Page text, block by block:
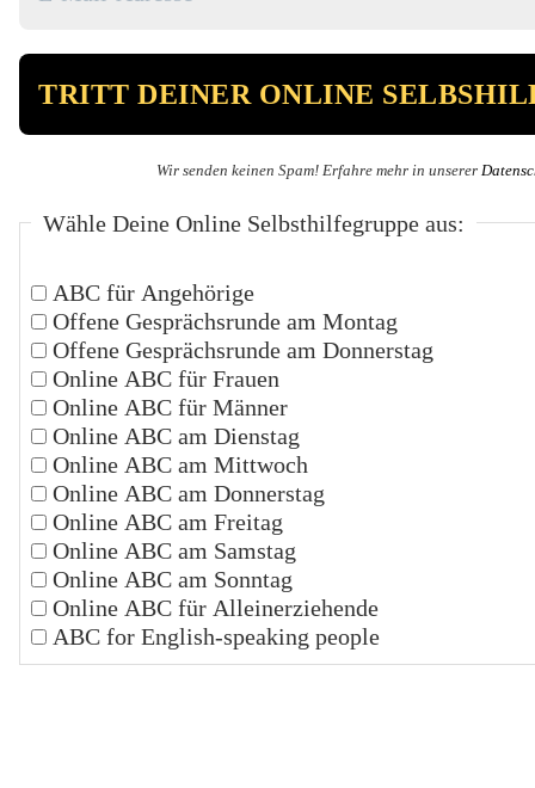
Wir senden keinen Spam! Erfahre mehr in unserer
Wähle Deine Online Selbsthilfegruppe aus:
ABC für Angehörige
Offene Gesprächsrunde am Montag
Offene Gesprächsrunde am Donnerstag
Online ABC für Frauen
Online ABC für Männer
Online ABC am Dienstag
Online ABC am Mittwoch
Online ABC am Donnerstag
Online ABC am Freitag
Online ABC am Samstag
Online ABC am Sonntag
Online ABC für Alleinerziehende
ABC for English-speaking people